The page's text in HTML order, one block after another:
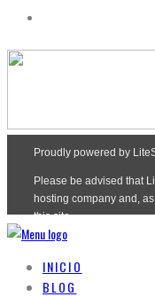
INICIO
BLOG